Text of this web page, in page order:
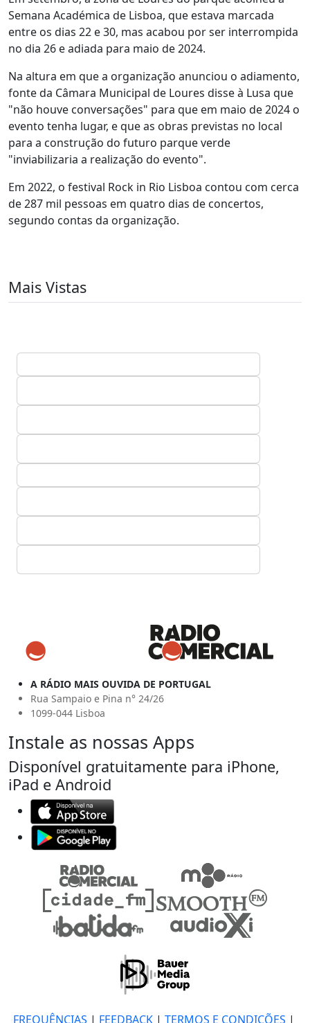
Semana Académica de Lisboa, que estava marcada
entre os dias 22 e 30, mas acabou por ser interrompida
no dia 26 e adiada para maio de 2024.
Na altura em que a organização anunciou o adiamento,
fonte da Câmara Municipal de Loures disse à Lusa que
"não houve conversações" para que em maio de 2024 o
evento tenha lugar, e que as obras previstas no local
para a construção do futuro parque verde
"inviabilizaria a realização do evento".
Em 2022, o festival Rock in Rio Lisboa contou com cerca
de 287 mil pessoas em quatro dias de concertos,
segundo contas da organização.
Mais Vistas
A RÁDIO MAIS OUVIDA DE PORTUGAL
Rua Sampaio e Pina n° 24/26
1099-044 Lisboa
Instale as nossas Apps
Disponível gratuitamente para iPhone,
iPad e Android
FREQUÊNCIAS | FEEDBACK| TERMOS E CONDIÇÕES |